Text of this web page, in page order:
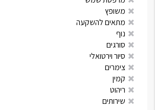
משופץ
מתאים להשקעה
נוף
סורגים
סיור וירטואלי
צימרים
קמין
ריהוט
שירותים